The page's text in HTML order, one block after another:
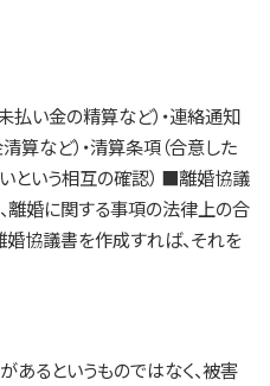
払い金の精算など）・連絡通知
算など）・清算条項（合意した
という相互の確認） ■離婚協議
離婚に関する事項の法律上の合
協議書を作成すれば、それを
るというものではなく、被害